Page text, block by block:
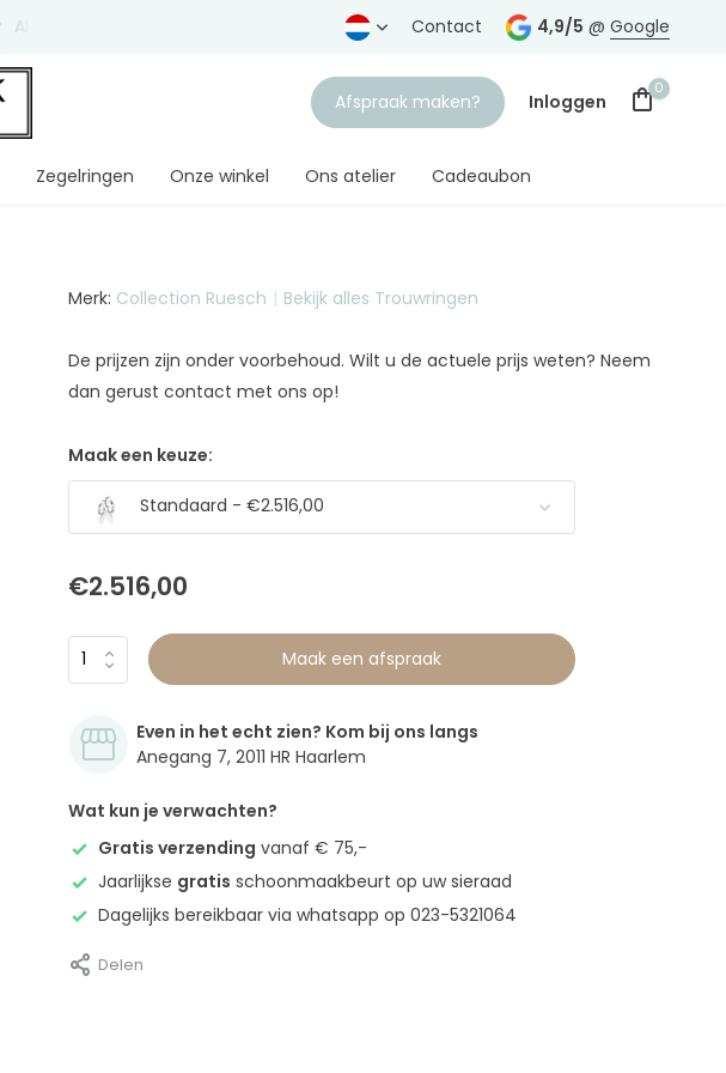
Al Gratis verzending vanaf € 75,-
Contact 4,9/5 @ Google
Afspraak maken? Inloggen
0
Zegelringen Onze winkel Ons atelier Cadeaubon
Merk: Collection Ruesch Bekijk alles Trouwringen
De prijzen zijn onder voorbehoud. Wilt u de actuele prijs weten? Neem
dan gerust contact met ons op!
Maak een keuze:
Standaard - €2.516,00
€2.516,00
Maak een afspraak
Even in het echt zien? Kom bij ons langs
Anegang 7, 2011 HR Haarlem
Wat kun je verwachten?
Gratis verzending vanaf € 75,-
Jaarlijkse gratis schoonmaakbeurt op uw sieraad
Dagelijks bereikbaar via whatsapp op 023-5321064
Delen